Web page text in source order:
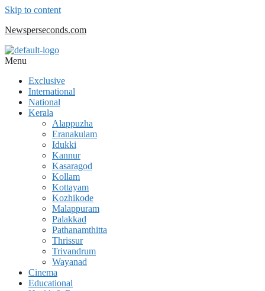
Skip to content
Newsperseconds.com
Menu
Exclusive
International
National
Kerala
Alappuzha
Eranakulam
Idukki
Kannur
Kasaragod
Kollam
Kottayam
Kozhikode
Malappuram
Palakkad
Pathanamthitta
Thrissur
Trivandrum
Wayanad
Cinema
Educational